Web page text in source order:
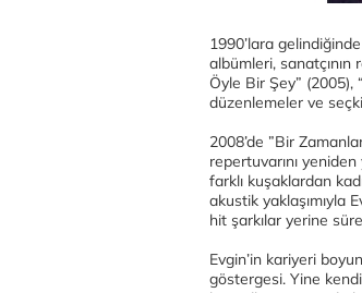
1990’lara
albümleri, sanatçının
Öyle Bir Şey” (2005),
düzenlemeler ve
2008’de ”Bir
repertuvarını
farklı kuşaklardan
akustik yaklaşımıyla
hit şarkılar yerine
Evgin’in kariyeri
göstergesi. Yine kendi